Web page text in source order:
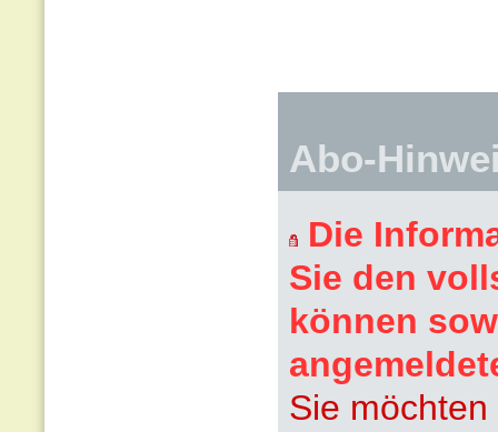
Abo-
Die
Sie den
können
Sie